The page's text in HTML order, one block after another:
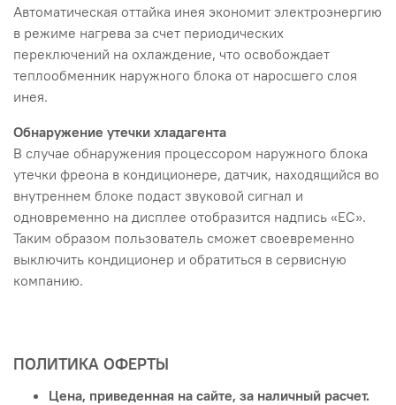
Автоматическая оттайка инея экономит электроэнергию
в режиме нагрева за счет периодических
переключений на охлаждение, что освобождает
теплообменник наружного блока от наросшего слоя
инея.
Обнаружение утечки хладагента
В случае обнаружения процессором наружного блока
утечки фреона в кондиционере, датчик, находящийся во
внутреннем блоке подаст звуковой сигнал и
одновременно на дисплее отобразится надпись «EC».
Таким образом пользователь сможет своевременно
выключить кондиционер и обратиться в сервисную
компанию.
ПОЛИТИКА ОФЕРТЫ
Цена, приведенная на сайте, за наличный расчет.